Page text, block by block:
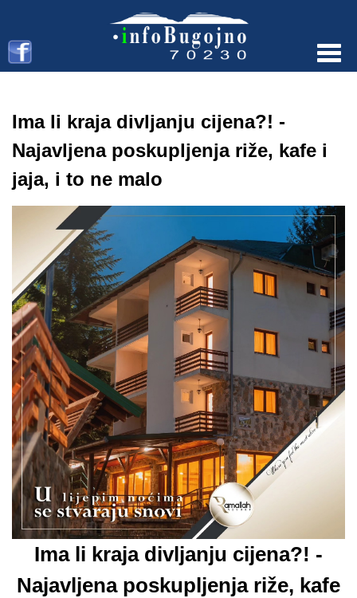
Ima li kraja divljanju cijena?! -
Najavljena poskupljenja riže, kafe i
jaja, i to ne malo
Ima li kraja divljanju cijena?! -
Najavljena poskupljenja riže, kafe